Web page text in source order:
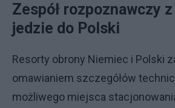
Zespół rozpoznawczy
jedzie do Polski
Resorty obrony Niemiec i Polski
omawianiem szczegółów
możliwego miejsca